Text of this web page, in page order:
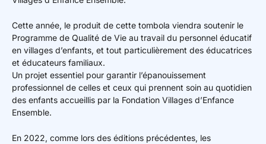
Cette année, le produit de cette tombola viendra soutenir le
Programme de Qualité de Vie au travail du personnel éducatif
en villages d’enfants, et tout particulièrement des éducatrices
et éducateurs familiaux.
Un projet essentiel pour garantir l’épanouissement
professionnel de celles et ceux qui prennent soin au quotidien
des enfants accueillis par la Fondation Villages d’Enfance
Ensemble.
En 2022, comme lors des éditions précédentes, les